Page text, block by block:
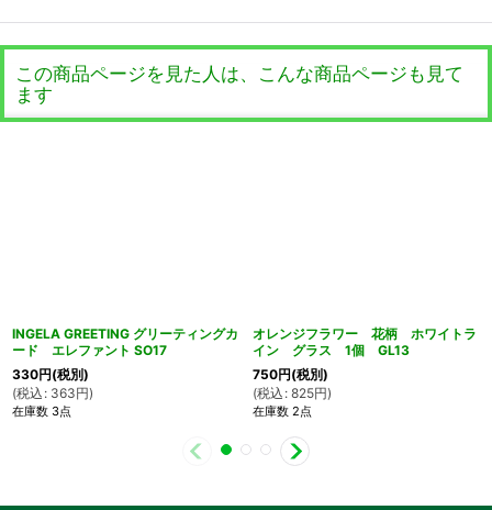
この商品ページを見た人は、こんな商品ページも見て
ます
INGELA GREETING グリーティングカ
ード エレファント SO17
330円(税別)
(税込 : 363円)
在庫数 3点
オレンジフラワー 花柄 ホワイトラ
イン グラス 1個 GL13
750円(税別)
(税込 : 825円)
在庫数 2点